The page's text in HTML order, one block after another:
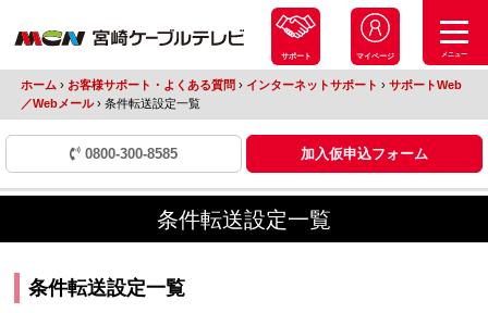
サポート マイページ メニュー
ホーム › お客様サポート・よくある質問 › インターネットサポート › サポートWeb
／Webメール ›条件転送設定一覧
0800-300-8585 加入仮申込フォーム
条件転送設定一覧
条件転送設定一覧